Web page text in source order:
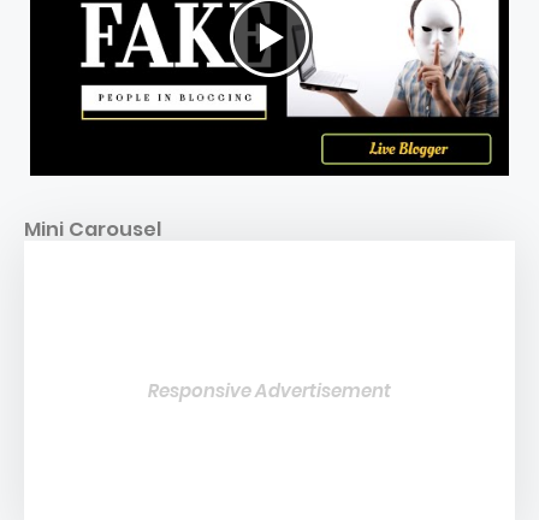
Mini Carousel
Responsive Advertisement